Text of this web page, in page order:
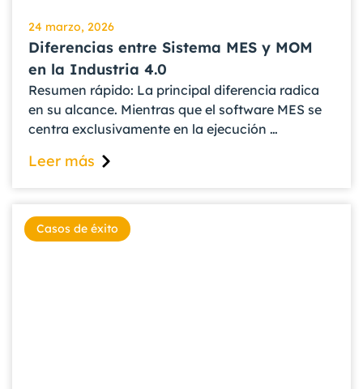
24 marzo, 2026
Diferencias entre Sistema MES y MOM
en la Industria 4.0
Resumen rápido: La principal diferencia radica
en su alcance. Mientras que el software MES se
centra exclusivamente en la ejecución …
Leer más
Casos de éxito